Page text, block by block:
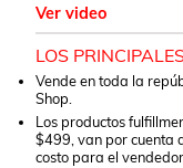
Ver video
LOS
Vende en toda la
Shop
Los productos
$499, van por cuenta
costo para el vendedor.